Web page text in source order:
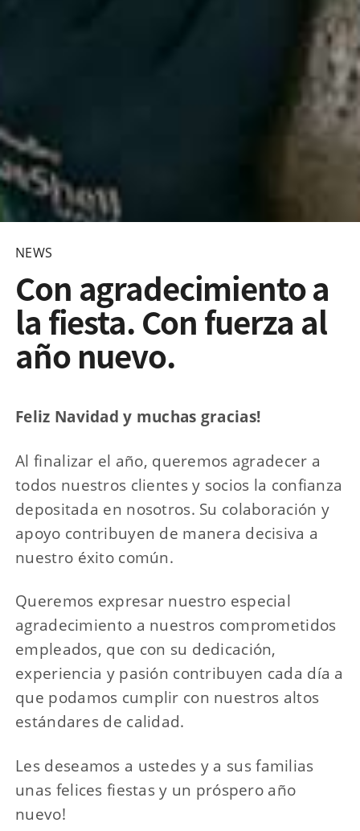
NEWS
Con agradecimiento a
la fiesta. Con fuerza al
año nuevo.
Feliz Navidad y muchas gracias!
Al finalizar el año, queremos agradecer a
todos nuestros clientes y socios la confianza
depositada en nosotros. Su colaboración y
apoyo contribuyen de manera decisiva a
nuestro éxito común.
Queremos expresar nuestro especial
agradecimiento a nuestros comprometidos
empleados, que con su dedicación,
experiencia y pasión contribuyen cada día a
que podamos cumplir con nuestros altos
estándares de calidad.
Les deseamos a ustedes y a sus familias
unas felices fiestas y un próspero año
nuevo!